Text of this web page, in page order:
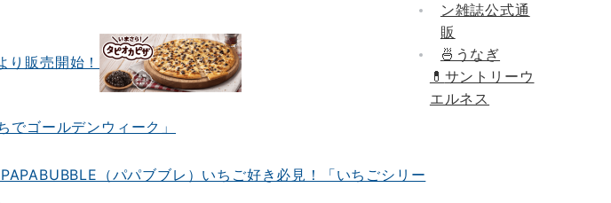
販売開始！
ン雑誌公式通
販
🍜うなぎ
💊 サントリーウ
エルネス